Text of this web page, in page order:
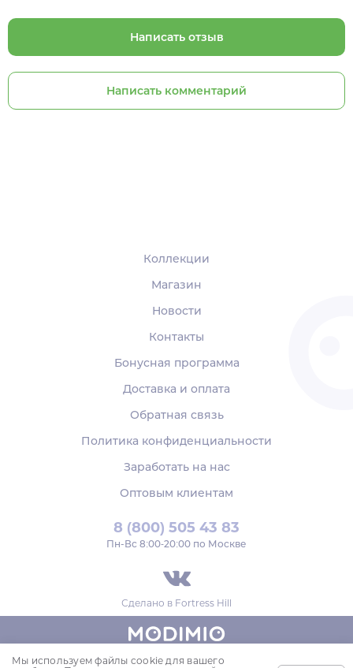
Написать отзыв
Написать комментарий
8 (800) 505 43 83
Пн‑Вс 8:00-20:00 по Москве
Сделано в Fortress Hill
Коллекции
Магазин
Новости
Контакты
Бонусная программа
Доставка и оплата
Обратная связь
Политика конфиденциальности
Заработать на нас
Оптовым клиентам
Мы используем файлы cookie для вашего